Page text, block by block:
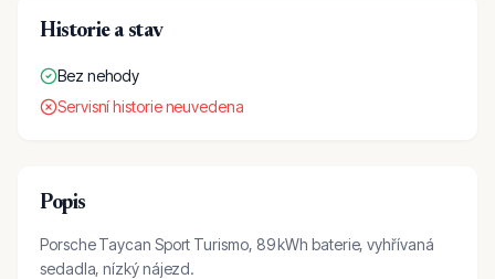
Historie a stav
Bez nehody
Servisní historie neuvedena
Popis
Porsche Taycan Sport Turismo, 89 kWh baterie, vyhřívaná
sedadla, nízký nájezd.